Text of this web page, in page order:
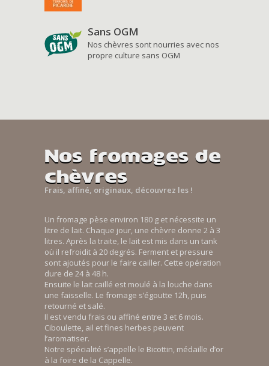
Sans OGM
Nos chèvres sont nourries avec nos
propre culture sans OGM
Nos fromages de
chèvres
Frais, affiné, originaux, découvrez les !
Un fromage pèse environ 180 g et nécessite un
litre de lait. Chaque jour, une chèvre donne 2 à 3
litres. Après la traite, le lait est mis dans un tank
où il refroidit à 20 degrés. Ferment et pressure
sont ajoutés pour le faire cailler. Cette opération
dure de 24 à 48 h.
Ensuite le lait caillé est moulé à la louche dans
une faisselle. Le fromage s’égoutte 12h, puis
retourné et salé.
Il est vendu frais ou affiné entre 3 et 6 mois.
Ciboulette, ail et fines herbes peuvent
l’aromatiser.
Notre spécialité s’appelle le Bicottin, médaille d’or
à la foire de la Cappelle.